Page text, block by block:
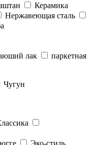
Керамика
Нержавеющая сталь
лак
паркетная
Чугун
Эко-стиль